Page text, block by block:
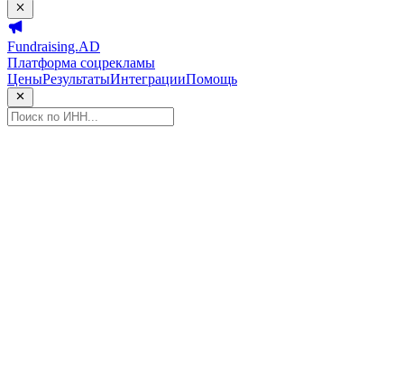
Fundraising.AD
Платформа соцрекламы
ЦеныРезультатыИнтеграцииПомощь